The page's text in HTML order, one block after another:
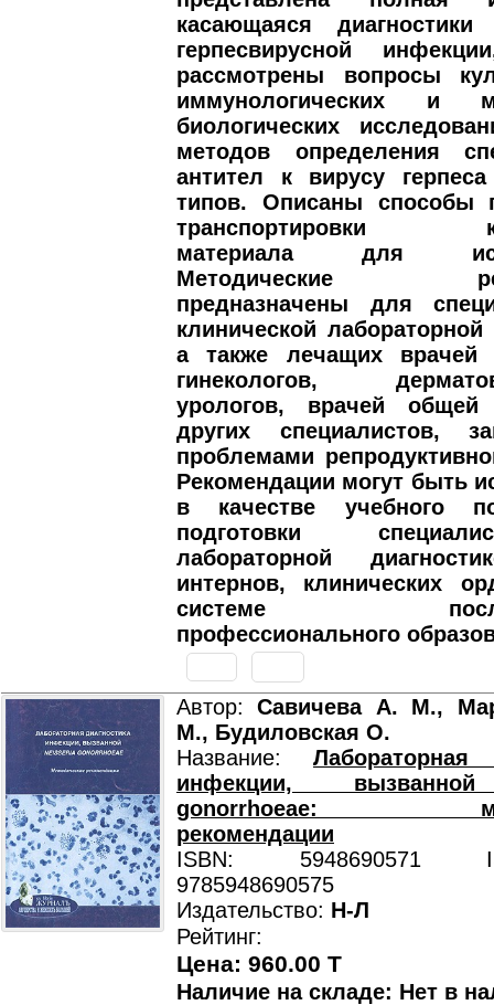
касающаяся диагностики
герпесвирусной
рассмотрены вопросы
иммунологических и
биологических
методов определения
антител к вирусу
типов. Описаны способы
транспортировки
материала для
Методические
предназначены для
клинической лабораторной
а также лечащих врачей
гинекологов,
урологов, врачей общей
других специалистов,
проблемами
Рекомендации могут быть
в качестве учебного
подготовки
лабораторной
интернов, клинических
системе
профессионального
Автор:Савичева А. М.,
М., Будиловская О.
Название: Лабораторная
инфекции,
gonorrhoeae:
рекомендации
ISBN: 5948690571
9785948690575
Издательство: Н-Л
Рейтинг:
Цена: 960.00 T
Наличие на складе: Нет в